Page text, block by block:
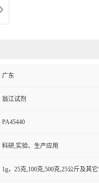
广东
翁江试剂
PA45440
科研,实验、生产应用
1g，25克,100克,500克,25公斤及其